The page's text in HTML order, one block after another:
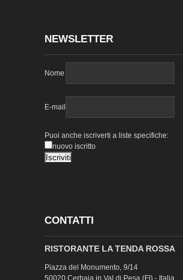
NEWSLETTER
Nome
E-mail
Puoi anche iscriverti a liste specifiche:
nuovo iscritto
CONTATTI
RISTORANTE LA TENDA ROSSA
Piazza del Monumento, 9/14